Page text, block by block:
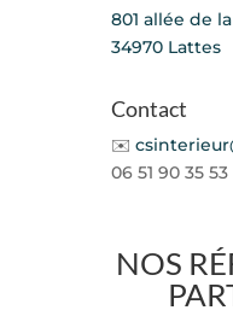
801 allée de
34970 Lattes
Contact
✉️​
06 51 90 35
NOS